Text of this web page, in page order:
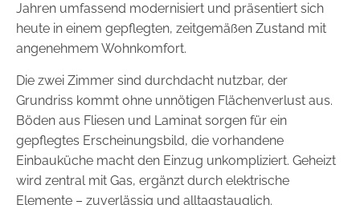
Jahren umfassend modernisiert und präsentiert sich
heute in einem gepflegten, zeitgemäßen Zustand mit
angenehmem Wohnkomfort.
Die zwei Zimmer sind durchdacht nutzbar, der
Grundriss kommt ohne unnötigen Flächenverlust aus.
Böden aus Fliesen und Laminat sorgen für ein
gepflegtes Erscheinungsbild, die vorhandene
Einbauküche macht den Einzug unkompliziert. Geheizt
wird zentral mit Gas, ergänzt durch elektrische
Elemente – zuverlässig und alltagstauglich.